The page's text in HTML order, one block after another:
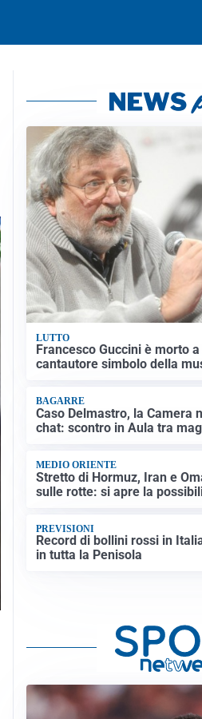
LUTTO
Francesco Guccini è morto
cantautore simbolo della
BAGARRE
Caso Delmastro, la Camera
chat: scontro in Aula tra
MEDIO ORIENTE
Stretto di Hormuz, Iran e
sulle rotte: si apre la
PREVISIONI
Record di bollini rossi in
in tutta la Penisola